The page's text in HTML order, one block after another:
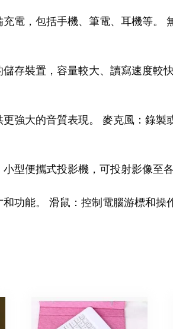
電，包括手機、筆電、耳機等。
存裝置，容量較大、讀寫速度較
強大的音質表現。 麥克風：錄製
型便攜式投影機，可投射影像至各
功能。 滑鼠：控制電腦游標和操